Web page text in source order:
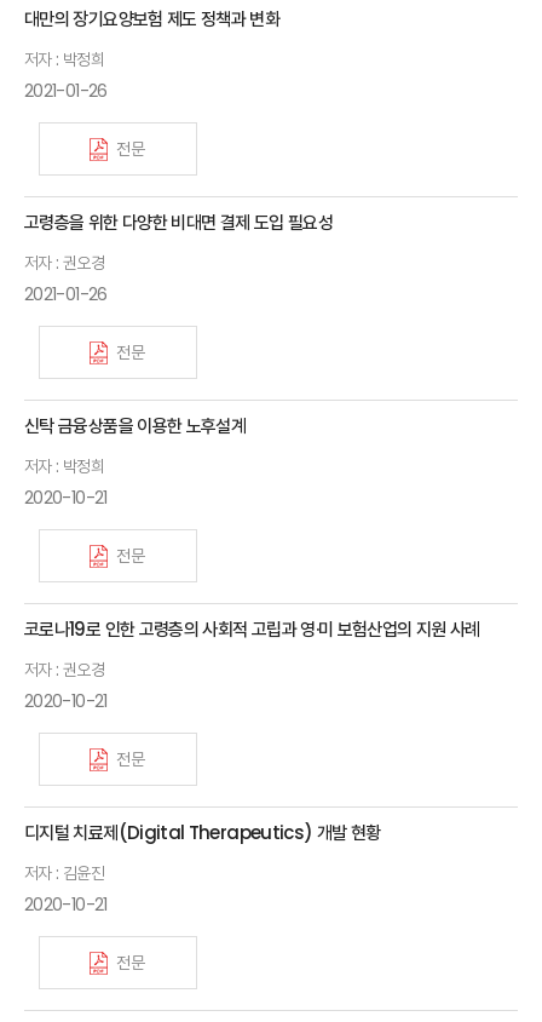
대만의 장기요양보험 제도 정책과 변화
저자 : 박정희
2021-01-26
전문
고령층을 위한 다양한 비대면 결제 도입 필요성
저자 : 권오경
2021-01-26
전문
신탁 금융상품을 이용한 노후설계
저자 : 박정희
2020-10-21
전문
코로나19로 인한 고령층의 사회적 고립과 영·미 보험산업의 지원 사례
저자 : 권오경
2020-10-21
전문
디지털 치료제(Digital Therapeutics) 개발 현황
저자 : 김윤진
2020-10-21
전문